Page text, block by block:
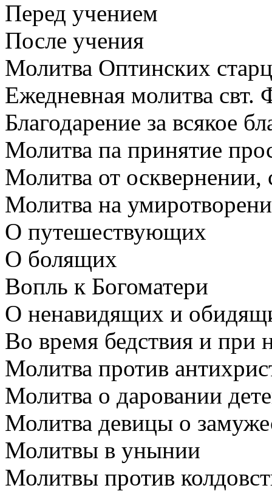
Перед учением
После учения
Молитва Оптинских
Ежедневная молитва свт.
Благодарение за всякое
Молитва па принятие
Молитва от осквернении,
Молитва на
О путешествующих
О болящих
Вопль к Богоматери
О ненавидящих и
Во время бедствия и при
Молитва против
Молитва о даровании
Молитва девицы о
Молитвы в унынии
Молитвы против